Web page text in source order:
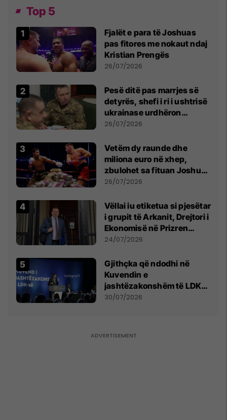
Top 5
Fjalët e para të Joshuas
pas fitores me nokaut ndaj
Kristian Prengës
26/07/2026
Pesë ditë pas marrjes së
detyrës, shefi i ri i ushtrisë
ukrainase urdhëron
kontroll të madh
26/07/2026
Vetëm dy raunde dhe
miliona euro në xhep,
zbulohet sa fituan Joshua
e Prenga
26/07/2026
Vëllai iu etiketua si pjesëtar
i grupit të Arkanit, Drejtori i
Ekonomisë në Prizren
mohon pretendimet
24/07/2026
Gjithçka që ndodhi në
Kuvendin e
jashtëzakonshëm të LDK-
së
30/07/2026